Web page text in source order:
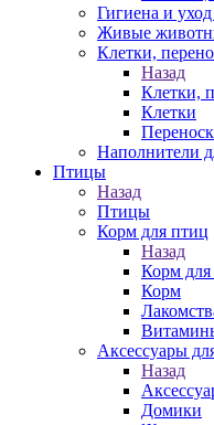
Гигиена и
Живые
Клетки,
Назад
Клетки,
Клетки
Наполнители
Птицы
Назад
Птицы
Корм для птиц
Назад
Корм для
Корм
Аксессуары
Назад
Домики